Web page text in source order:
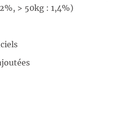
> 50kg : 1,4%)